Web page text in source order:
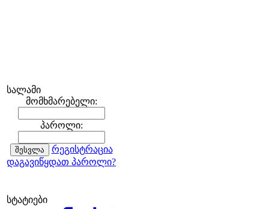
სალამი
მომხმარებელი:
პაროლი:
რეგისტრაცია
დაგავიწყდათ პაროლი?
სტატიები